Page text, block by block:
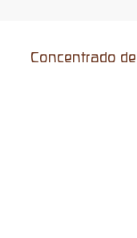
Concentrado